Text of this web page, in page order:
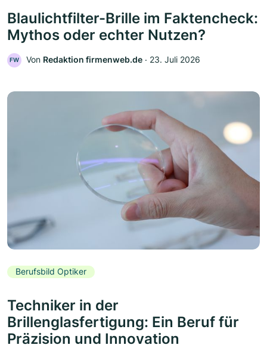
Blaulichtfilter-Brille im Faktencheck:
Mythos oder echter Nutzen?
FW Von Redaktion firmenweb.de ‧ 23. Juli 2026
Berufsbild Optiker
Techniker in der
Brillenglasfertigung: Ein Beruf für
Präzision und Innovation